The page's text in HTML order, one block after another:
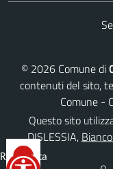
© 2026Comune di
contenuti del sito,
Comune -
Questo sito
DISLESSIA,
Reimposta